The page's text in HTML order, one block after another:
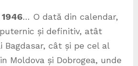
… O dată din calendar,
și definitiv, atât
Bagdasar, cât și pe cel al
Moldova și Dobrogea, unde